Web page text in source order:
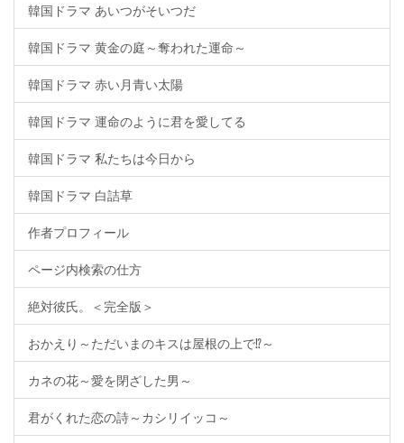
韓国ドラマ あいつがそいつだ
韓国ドラマ 黄金の庭～奪われた運命～
韓国ドラマ 赤い月青い太陽
韓国ドラマ 運命のように君を愛してる
韓国ドラマ 私たちは今日から
韓国ドラマ 白詰草
作者プロフィール
ページ内検索の仕方
絶対彼氏。＜完全版＞
おかえり～ただいまのキスは屋根の上で⁉～
カネの花～愛を閉ざした男～
君がくれた恋の詩～カシリイッコ～